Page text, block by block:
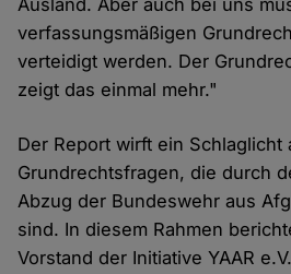
Ausland. Aber auch bei uns
verfassungsmäßigen
verteidigt werden. Der
zeigt das einmal mehr."
Der Report wirft ein Schlaglicht
Grundrechtsfragen, die durch
Abzug der Bundeswehr aus
sind. In diesem Rahmen
Vorstand der Initiative YAAR